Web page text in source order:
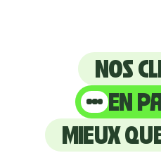
NOS
EN
MIEUX